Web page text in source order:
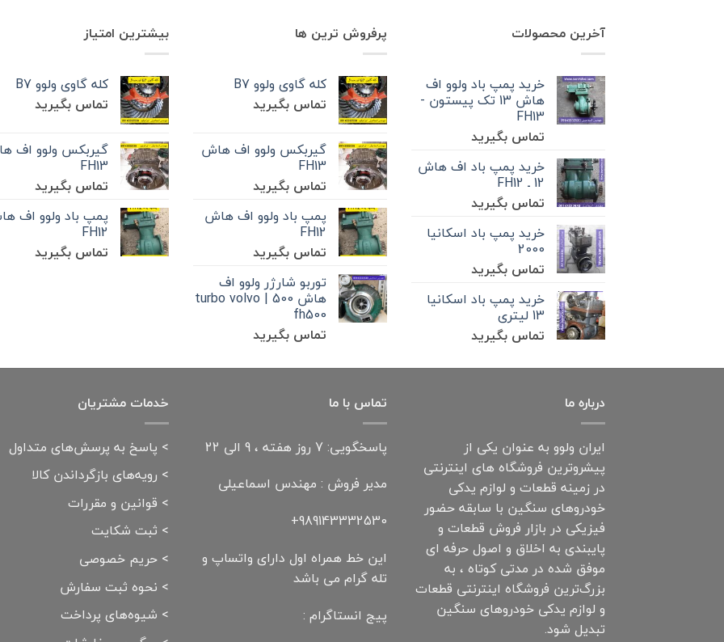
آخرین محصولات
خرید پمپ باد ولوو اف
هاش 13 تک‌ پیستون -
FH13
تماس بگیرید
خرید پمپ باد اف هاش
12 ـ FH12
تماس بگیرید
خرید پمپ باد اسکانیا
2000
تماس بگیرید
خرید پمپ باد اسکانیا
13 لیتری
تماس بگیرید
پرفروش ترین ها
کله گاوی ولوو B7
تماس بگیرید
گیربکس ولوو اف هاش
FH13
تماس بگیرید
پمپ باد ولوو اف هاش
FH12
تماس بگیرید
توربو شارژر ولوو اف
هاش 500 | turbo volvo
fh500
تماس بگیرید
بیشترین امتیاز
کله گاوی ولوو B7
تماس بگیرید
گیربکس ولوو اف
FH13
تماس بگیرید
پمپ باد ولوو اف
FH12
تماس بگیرید
درباره ما
ایران ولوو به عنوان یکی از
پیشروترین فروشگاه های اینترنتی
در زمینه قطعات و لوازم یدکی
خودروهای سنگین با سابقه حضور
فیزیکی در بازار فروش قطعات و
پایبندی به اخلاق و اصول حرفه ای
موفق شده در مدتی کوتاه ، به
بزرگ‌ترین فروشگاه اینترنتی قطعات
و لوازم یدکی خودروهای سنگین
تبدیل شود.
تماس با ما
پاسخگویی: 7 روز هفته ، 9 الی 22
مدیر فروش : مهندس اسماعیلی
989143332530+
این خط همراه اول دارای واتساپ و
تله گرام می باشد
پیج انستاگرام :
خدمات مشتریان
> پاسخ به پرسش‌های متداول
> رویه‌های بازگرداندن کالا
> قوانین و مقررات
> ثبت شکایت
> حریم خصوصی
> نحوه ثبت سفارش
> شیوه‌های پرداخت